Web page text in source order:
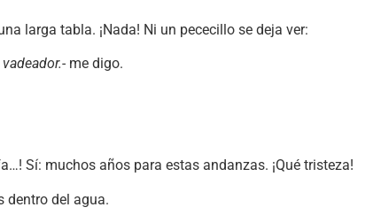
larga tabla. ¡Nada! Ni un pececillo se deja ver:
me digo.
Sí: muchos años para estas andanzas. ¡Qué tristeza!
dentro del agua.